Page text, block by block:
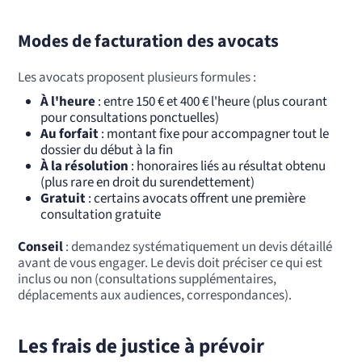
Modes de facturation des avocats
Les avocats proposent plusieurs formules :
À l'heure: entre 150 € et 400 € l'heure (plus courant
pour consultations ponctuelles)
Au forfait: montant fixe pour accompagner tout le
dossier du début à la fin
À la résolution : honoraires liés au résultat obtenu
(plus rare en droit du surendettement)
Gratuit: certains avocats offrent une première
consultation gratuite
Conseil: demandez systématiquement un devis détaillé
avant de vous engager. Le devis doit préciser ce qui est
inclus ou non (consultations supplémentaires,
déplacements aux audiences, correspondances).
Les frais de justice à prévoir